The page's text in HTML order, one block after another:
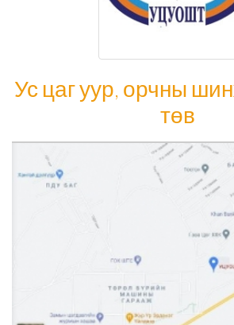
Ус цаг уур, орчны
төв
Ус цаг уур, орчны шинжилгээний